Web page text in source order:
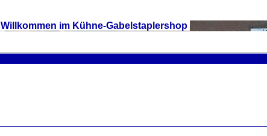
Willkommen im Kühne-Gabelstaplershop